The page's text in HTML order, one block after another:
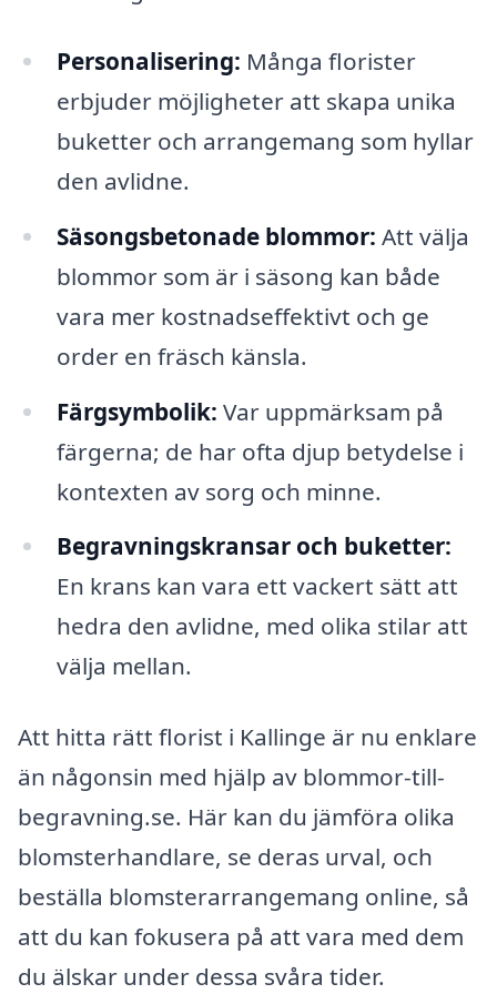
Personalisering: Många florister
erbjuder möjligheter att skapa unika
buketter och arrangemang som hyllar
den avlidne.
Säsongsbetonade blommor: Att välja
blommor som är i säsong kan både
vara mer kostnadseffektivt och ge
order en fräsch känsla.
Färgsymbolik: Var uppmärksam på
färgerna; de har ofta djup betydelse i
kontexten av sorg och minne.
Begravningskransar och buketter:
En krans kan vara ett vackert sätt att
hedra den avlidne, med olika stilar att
välja mellan.
Att hitta rätt florist i Kallinge är nu enklare
än någonsin med hjälp av blommor-till-
begravning.se. Här kan du jämföra olika
blomsterhandlare, se deras urval, och
beställa blomsterarrangemang online, så
att du kan fokusera på att vara med dem
du älskar under dessa svåra tider.